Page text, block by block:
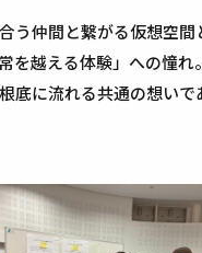
う仲間と繋がる仮想空
を越える体験」への憧
底に流れる共通の想い